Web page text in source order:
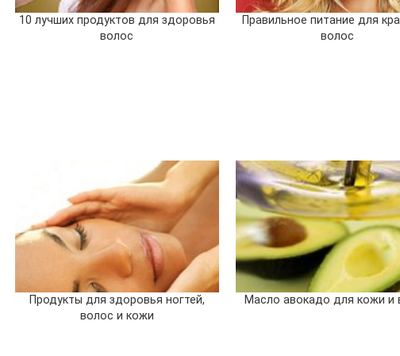
10 лучших продуктов для здоровья
волос
Правильное питание для
волос
Продукты для здоровья ногтей,
волос и кожи
Масло авокадо для кожи и